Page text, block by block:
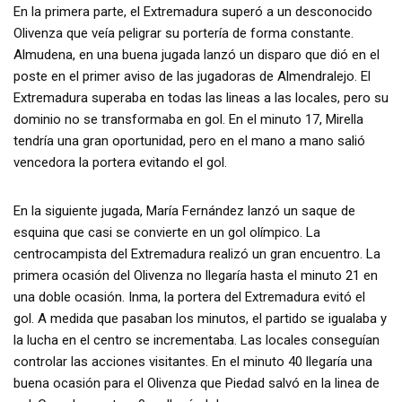
En la primera parte, el Extremadura superó a un desconocido
Olivenza que veía peligrar su portería de forma constante.
Almudena, en una buena jugada lanzó un disparo que dió en el
poste en el primer aviso de las jugadoras de Almendralejo. El
Extremadura superaba en todas las lineas a las locales, pero su
dominio no se transformaba en gol. En el minuto 17, Mirella
tendría una gran oportunidad, pero en el mano a mano salió
vencedora la portera evitando el gol.
En la siguiente jugada, María Fernández lanzó un saque de
esquina que casi se convierte en un gol olímpico. La
centrocampista del Extremadura realizó un gran encuentro. La
primera ocasión del Olivenza no llegaría hasta el minuto 21 en
una doble ocasión. Inma, la portera del Extremadura evitó el
gol. A medida que pasaban los minutos, el partido se igualaba y
la lucha en el centro se incrementaba. Las locales conseguían
controlar las acciones visitantes. En el minuto 40 llegaría una
buena ocasión para el Olivenza que Piedad salvó en la linea de